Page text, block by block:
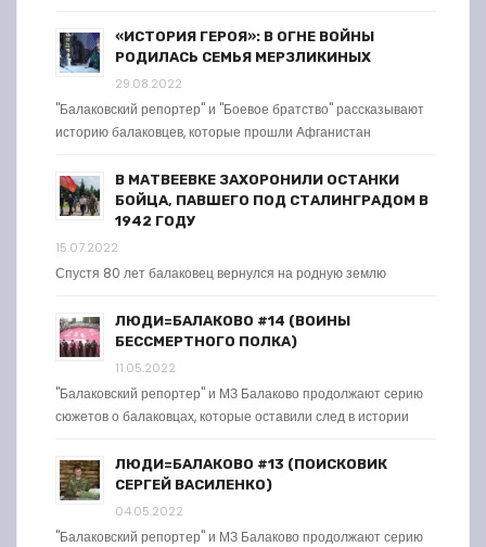
«ИСТОРИЯ ГЕРОЯ»: В ОГНЕ ВОЙНЫ
РОДИЛАСЬ СЕМЬЯ МЕРЗЛИКИНЫХ
29.08.2022
"Балаковский репортер" и "Боевое братство" рассказывают
историю балаковцев, которые прошли Афганистан
В МАТВЕЕВКЕ ЗАХОРОНИЛИ ОСТАНКИ
БОЙЦА, ПАВШЕГО ПОД СТАЛИНГРАДОМ В
1942 ГОДУ
15.07.2022
Спустя 80 лет балаковец вернулся на родную землю
ЛЮДИ=БАЛАКОВО #14 (ВОИНЫ
БЕССМЕРТНОГО ПОЛКА)
11.05.2022
"Балаковский репортер" и МЗ Балаково продолжают серию
сюжетов о балаковцах, которые оставили след в истории
ЛЮДИ=БАЛАКОВО #13 (ПОИСКОВИК
СЕРГЕЙ ВАСИЛЕНКО)
04.05.2022
"Балаковский репортер" и МЗ Балаково продолжают серию